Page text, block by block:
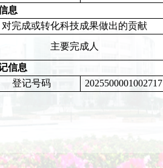
息
对完成或转化科技成果做出的贡献
主要完成人
信息
登记号码 2025500001002717